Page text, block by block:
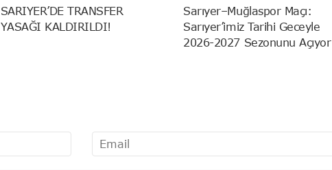
SARIYER’DE TRANSFER
YASAĞI KALDIRILDI!
Sarıyer–Muğlaspor Maçı:
Sarıyer’imiz Tarihi Geceyle
2026-2027 Sezonunu Açıyor